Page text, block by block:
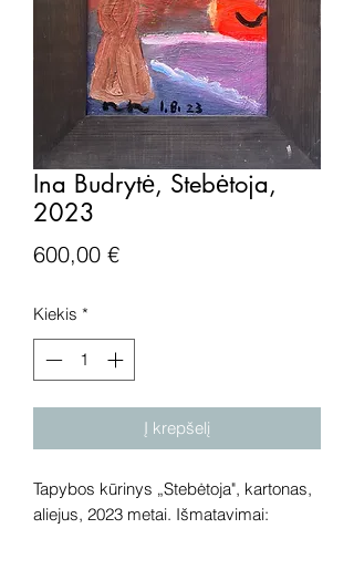
Ina Budrytė, Stebėtoja,
2023
600,00 €Price
Kiekis *
Į krepšelį
Tapybos kūrinys „Stebėtoja", kartonas,
aliejus, 2023 metai. Išmatavimai: